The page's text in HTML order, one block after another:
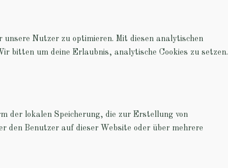
Nutzer zu optimieren. Mit diesen analytischen
bitten um deine Erlaubnis, analytische Cookies zu setzen.
der lokalen Speicherung, die zur Erstellung von
den Benutzer auf dieser Website oder über mehrere